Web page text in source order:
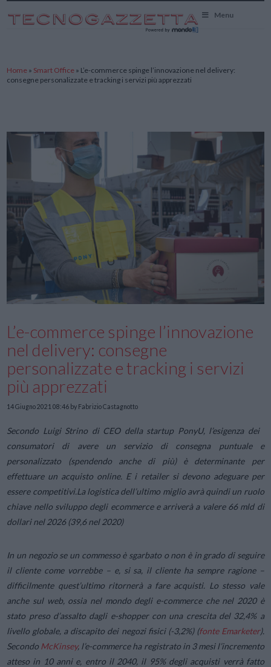
Menu
Home » Smart Office » L’e-commerce spinge l’innovazione nel delivery:
consegne personalizzate e tracking i servizi più apprezzati
L’e-commerce spinge l’innovazione
nel delivery: consegne
personalizzate e tracking i servizi
più apprezzati
14 Giugno 2021 08:46 by Fabrizio Castagnotto
Secondo Luigi Strino di CEO della startup PonyU, l’esigenza dei
consumatori di avere un servizio di consegna puntuale e
personalizzato (spendendo anche di più) è determinante per
effettuare un acquisto online. E i retailer si devono adeguare per
essere competitivi.La logistica dell’ultimo miglio avrà quindi un ruolo
chiave nello sviluppo degli ecommerce e arriverà a valere 66 mld di
dollari nel 2026 (39,6 nel 2020)
In un negozio se un commesso è sgarbato o non è in grado di seguire
il cliente come vorrebbe – e, si sa, il cliente ha sempre ragione –
difficilmente quest’ultimo ritornerà a fare acquisti. Lo stesso vale
anche sul web, ossia nel mondo degli e-commerce che nel 2020 è
stato preso d’assalto dagli e-shopper con una crescita del 32,4% a
livello globale, a discapito dei negozi fisici (-3,2%) (fonte Emarketer).
Secondo McKinsey, l’e-commerce ha registrato in 3 mesi l’incremento
atteso in 10 anni e, entro il 2040, il 95% degli acquisti verrà fatto